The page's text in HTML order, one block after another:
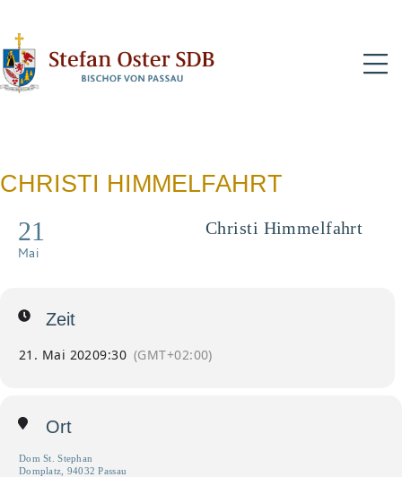
CHRISTI HIMMELFAHRT
21
Mai
Christi Himmelfahrt
Zeit
21. Mai 20209:30 (GMT+02:00)
Ort
Dom St. Stephan
Domplatz, 94032 Passau